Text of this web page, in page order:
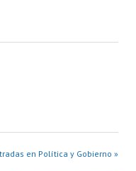
en Política y Gobierno »